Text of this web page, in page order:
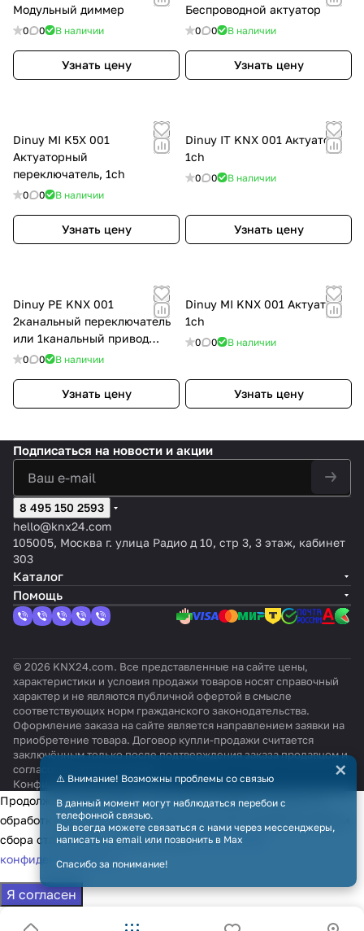
Модульный диммер
0 0 В наличии
Узнать цену
Беспроводной актуатор
0 0 В наличии
Узнать цену
Dinuy MI K5X 001
Актуаторный
переключатель, 1ch
0 0 В наличии
Узнать цену
Dinuy IT KNX 001 Актуатор,
1ch
0 0 В наличии
Узнать цену
Dinuy PE KNX 001
2канальный переключатель
или 1канальный привод
жалюзи/затвора
0 0 В наличии
Узнать цену
Dinuy MI KNX 001 Актуатор,
1ch
0 0 В наличии
Узнать цену
Подписаться на новости и акции
8 495 150 2593
hello@knx24.com
105005, Москва г. улица Радио д 10, стр 3, 3 этаж, кабинет
303
Каталог
Помощь
© 2026 KNX24.com. Все представленные на сайте цены,
характеристики и условия продажи товаров носят справочный
характер и не являются публичной офертой в смысле
соответствующих норм гражданского законодательства.
Оформление заказа на сайте является направлением заявки на
приобретение товара. Договор купли-продажи считается
заключённым только после подтверждения заказа продавцом и
согласования всех условий.
КонфиденциальностьОферта
⚠️ Внимание! Возможны проблемы со связью
В данный момент могут наблюдаться перебои с
телефонной связью.
Вы всегда можете связаться с нами через мессенджеры,
написать на email или позвонить в Max
Спасибо за понимание!
×
Продолжая использовать наш сайт, вы даёте согласие на
обработку файлов cookie в целях функционирования сайта и
сбора статистики в соответствии сполитикой
конфиденциальности
Я согласен